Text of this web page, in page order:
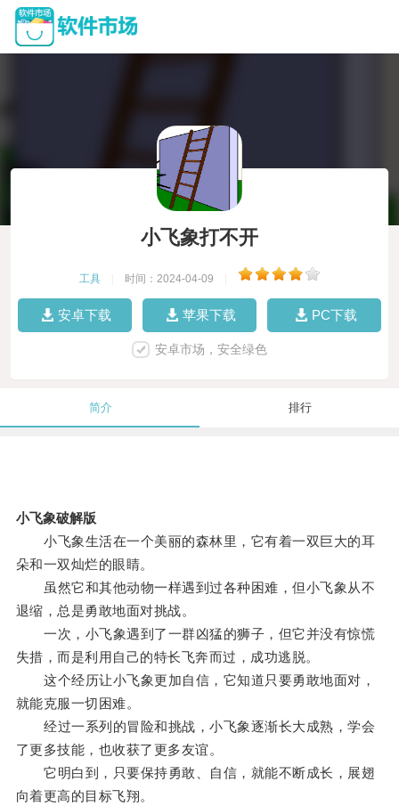
小飞象打不开
工具 时间：2024-04-09
安卓下载 苹果下载 PC下载
安卓市场，安全绿色
简介 排行
小飞象破解版
小飞象生活在一个美丽的森林里，它有着一双巨大的耳
朵和一双灿烂的眼睛。
虽然它和其他动物一样遇到过各种困难，但小飞象从不
退缩，总是勇敢地面对挑战。
一次，小飞象遇到了一群凶猛的狮子，但它并没有惊慌
失措，而是利用自己的特长飞奔而过，成功逃脱。
这个经历让小飞象更加自信，它知道只要勇敢地面对，
就能克服一切困难。
经过一系列的冒险和挑战，小飞象逐渐长大成熟，学会
了更多技能，也收获了更多友谊。
它明白到，只要保持勇敢、自信，就能不断成长，展翅
向着更高的目标飞翔。